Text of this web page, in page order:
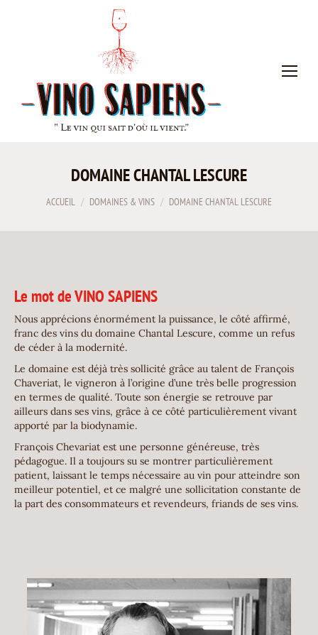
DOMAINE CHANTAL LESCURE
ACCUEIL DOMAINES & VINS DOMAINE CHANTAL LESCURE
Le mot de VINO SAPIENS
Nous apprécions énormément la puissance, le côté affirmé,
franc des vins du domaine Chantal Lescure, comme un refus
de céder à la modernité.
Le domaine est déjà très sollicité grâce au talent de François
Chaveriat, le vigneron à l’origine d’une très belle progression
en termes de qualité. Toute son énergie se retrouve par
ailleurs dans ses vins, grâce à ce côté particulièrement vivant
apporté par la biodynamie.
François Chevariat est une personne généreuse, très
pédagogue. Il a toujours su se montrer particulièrement
patient, laissant le temps nécessaire au vin pour atteindre son
meilleur potentiel, et ce malgré une sollicitation constante de
la part des consommateurs et revendeurs, friands de ses vins.